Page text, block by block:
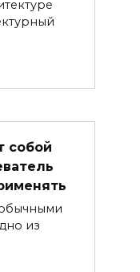
собой
из